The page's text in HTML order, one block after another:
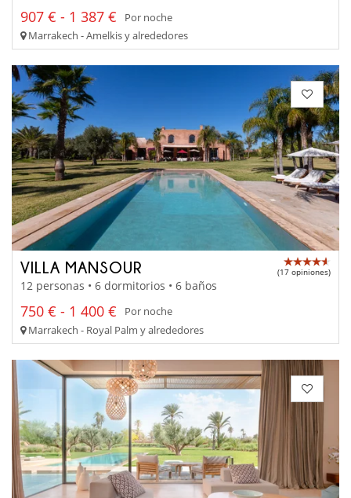
907 € - 1 387 €
Por noche
Marrakech - Amelkis y alrededores
VILLA MANSOUR (17 opiniones)
12 personas • 6 dormitorios • 6 baños
750 € - 1 400 €
Por noche
Marrakech - Royal Palm y alrededores